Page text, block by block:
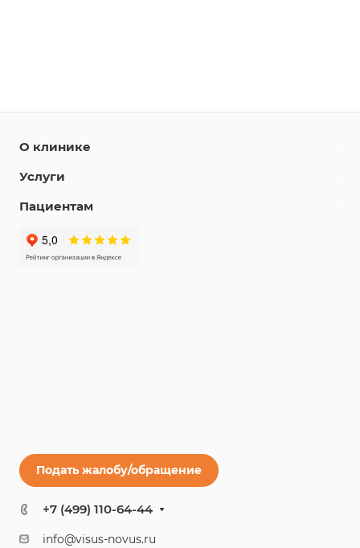
О клинике
Услуги
Пациентам
Подать жалобу/обращение
+7 (499) 110-64-44
info@visus-novus.ru